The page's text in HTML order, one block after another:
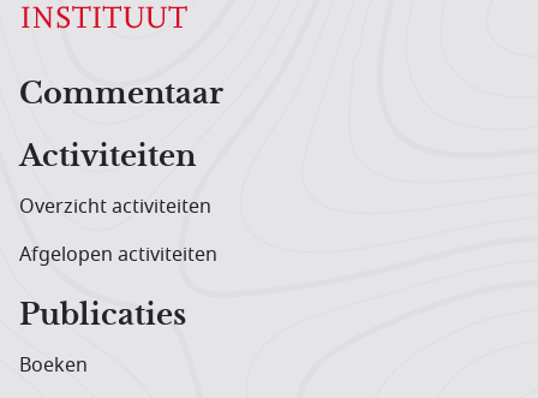
Hoofdnavigatiemenu
Commentaar
Activiteiten
Overzicht activiteiten
Afgelopen activiteiten
Publicaties
Boeken